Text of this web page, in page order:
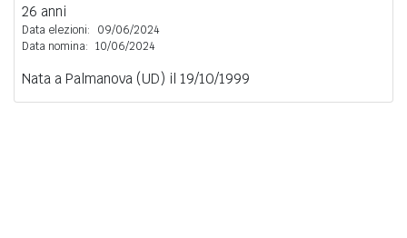
26 anni
Data elezioni:
09/06/2024
Data nomina: 10/06/2024
Nata a Palmanova (UD) il 19/10/1999